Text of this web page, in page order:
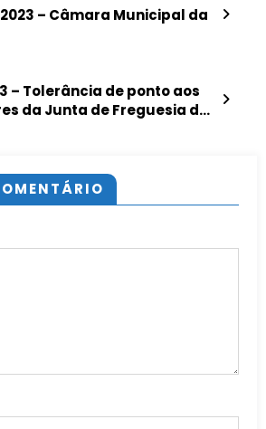
– Câmara Municipal da
– Tolerância de ponto aos
da Junta de Freguesia de